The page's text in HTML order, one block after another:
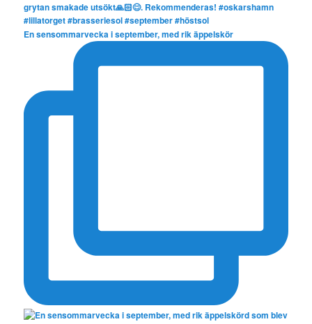
En sensommarvecka i september, med rik äppelskör